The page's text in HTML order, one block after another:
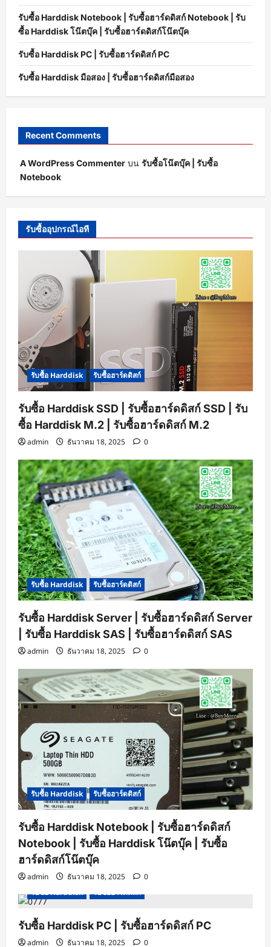
รับซื้อ Harddisk Notebook | รับซื้อฮาร์ดดิสก์ Notebook | รับ
ซื้อ Harddisk โน๊ตบุ๊ค | รับซื้อฮาร์ดดิสก์โน๊ตบุ๊ค
รับซื้อ Harddisk PC | รับซื้อฮาร์ดดิสก์ PC
รับซื้อ Harddisk มือสอง | รับซื้อฮาร์ดดิสก์มือสอง
Recent Comments
A WordPress Commenter บน รับซื้อโน๊ตบุ๊ค | รับซื้อ
Notebook
รับซื้ออุปกรณ์ไอที
รับซื้อ Harddisk รับซื้อฮาร์ดดิสก์
รับซื้อ Harddisk SSD | รับซื้อฮาร์ดดิสก์ SSD | รับ
ซื้อ Harddisk M.2 | รับซื้อฮาร์ดดิสก์ M.2
admin ธันวาคม 18, 2025 0
รับซื้อ Harddisk รับซื้อฮาร์ดดิสก์
รับซื้อ Harddisk Server | รับซื้อฮาร์ดดิสก์ Server
| รับซื้อ Harddisk SAS | รับซื้อฮาร์ดดิสก์ SAS
admin ธันวาคม 18, 2025 0
รับซื้อ Harddisk รับซื้อฮาร์ดดิสก์
รับซื้อ Harddisk Notebook | รับซื้อฮาร์ดดิสก์
Notebook | รับซื้อ Harddisk โน๊ตบุ๊ค | รับซื้อ
ฮาร์ดดิสก์โน๊ตบุ๊ค
admin ธันวาคม 18, 2025
0
รับซื้อ Harddisk
รับซื้อฮาร์ดดิสก์
รับซื้อ Harddisk PC | รับซื้อฮาร์ดดิสก์ PC
admin ธันวาคม 18, 2025 0